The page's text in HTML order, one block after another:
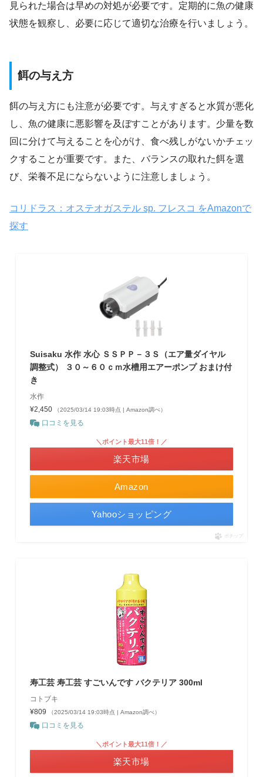
見られた場合は早めの対処が必要です。定期的に魚の健康
状態を観察し、必要に応じて適切な治療を行いましょう。
餌の与え方
餌の与え方にも注意が必要です。与えすぎると水質が悪化
し、魚の健康に悪影響を及ぼすことがあります。少量を数
回に分けて与えることを心がけ、食べ残しがないかチェッ
クすることが重要です。また、バランスの取れた餌を選
び、栄養不足にならないように注意しましょう。
コリドラス：オステオガステル sp. フレスコ をAmazonで
探す
Suisaku 水作 水心 ＳＳＰＰ－３Ｓ（エア量ダイヤル
調整式） ３０～６０ｃｍ水槽用エアーポンプ おまけ付
き
水作
¥2,450
（2025/03/14 19:03時点 | Amazon調べ）
口コミを見る
Amazon
＼ポイント最大11倍！／
楽天市場
Yahooショッピング
ポチップ
寿工芸 寿工芸 すごいんです バクテリア 300ml
コトブキ
¥809
（2025/03/14 19:03時点 | Amazon調べ）
口コミを見る
＼ポイント最大11倍！／
楽天市場